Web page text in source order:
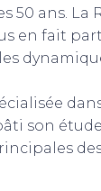
50 ans.
en fait
son
des